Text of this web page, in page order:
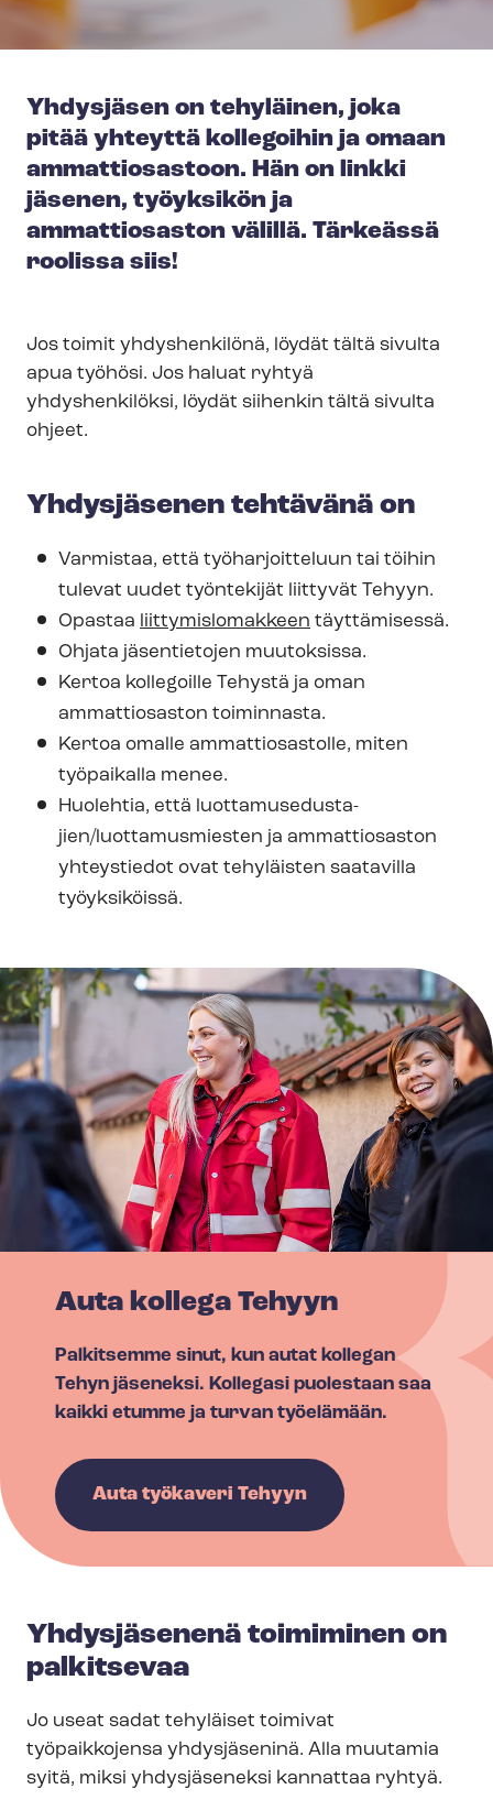
Yhdysjäsen on tehyläinen, joka
pitää yhteyttä kollegoihin ja omaan
ammattiosastoon. Hän on linkki
jäsenen, työyksikön ja
ammattiosaston välillä. Tärkeässä
roolissa siis!
Jos toimit yhdyshenkilönä, löydät tältä sivulta
apua työhösi. Jos haluat ryhtyä
yhdyshenkilöksi, löydät siihenkin tältä sivulta
ohjeet.
Yhdysjäsenen tehtävänä on
Varmistaa, että työharjoitteluun tai töihin
tulevat uudet työntekijät liittyvät Tehyyn.
Opastaa liit­ty­mis­lo­mak­keen täyttämisessä.
Ohjata jäsentietojen muutoksissa.
Kertoa kollegoille Tehystä ja oman
ammattiosaston toiminnasta.
Kertoa omalle ammattiosastolle, miten
työpaikalla menee.
Huolehtia, että luot­ta­muse­dus­ta­
jien/luottamusmiesten ja ammattiosaston
yhteystiedot ovat tehyläisten saatavilla
työyksiköissä.
Auta kollega Tehyyn
Palkitsemme sinut, kun autat kollegan
Tehyn jäseneksi. Kollegasi puolestaan saa
kaikki etumme ja turvan työelämään.
Auta työkaveri Tehyyn
Yhdysjäsenenä toimiminen on
palkitsevaa
Jo useat sadat tehyläiset toimivat
työpaikkojensa yhdysjäseninä. Alla muutamia
syitä, miksi yhdysjäseneksi kannattaa ryhtyä.